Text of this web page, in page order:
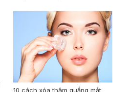
10 cách xóa thâm quầng mắt